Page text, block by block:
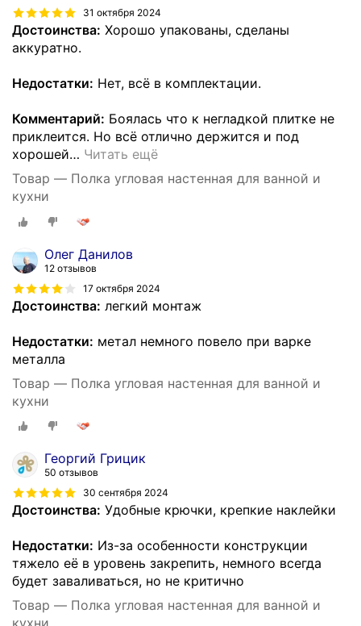
31 октября 2024
Достоинства: Хорошо упакованы, сделаны
аккуратно.
Недостатки: Нет, всё в комплектации.
Комментарий: Боялась что к негладкой плитке не
приклеится. Но всё отлично держится и под
хорошей… Читать ещё
Товар — Полка угловая настенная для ванной и
кухни
Олег Данилов
12 отзывов
17 октября 2024
Достоинства: легкий монтаж
Недостатки: метал немного повело при варке
металла
Товар — Полка угловая настенная для ванной и
кухни
Георгий Грицик
50 отзывов
30 сентября 2024
Достоинства: Удобные крючки, крепкие наклейки
Недостатки: Из-за особенности конструкции
тяжело её в уровень закрепить, немного всегда
будет заваливаться, но не критично
Товар — Полка угловая настенная для ванной и